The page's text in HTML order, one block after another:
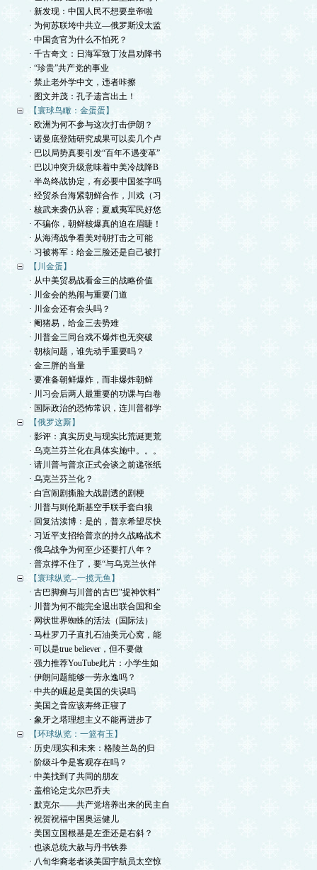
· 新发现：中国人民不想要皇帝啦
· 为何苏联垮中共立—俄罗斯没太监
· 中国贪官为什么不怕死？
· 千古奇文：日海军致丁汝昌劝降书
· “珍贵”共产党的事业
· 禁止老外学中文，违者咔擦
· 图文并茂：孔子遗言出土！
【寰球鸟瞰：金蛋蛋】
· 欧洲为何不参与这次打击伊朗？
· 诺曼底登陆研究成果可以卖几个卢
· 巴以局势真要引发“百年不遇变革”
· 巴以冲突升级意味着中美冷战降B
· 半岛终战协定，有必要中国签字吗
· 经贸杀台海紧朝鲜合作，川戏（习
· 核武来袭仍从容；夏威夷军民好悠
· 不骗你，朝鲜核爆真的迫在眉睫！
· 从海湾战争看美对朝打击之可能
· 习被将军：给金三脸还是自己被打
【川金蛋】
· 从中美贸易战看金三的战略价值
· 川金会的热闹与重要门道
· 川金会还有会头吗？
· 阉猪易，给金三去势难
· 川普金三同台戏不爆炸也无突破
· 朝核问题，谁先动手重要吗？
· 金三胖的当量
· 要准备朝鲜爆炸，而非爆炸朝鲜
· 川习会后两人最重要的功课与白卷
· 国际政治的恐怖常识，连川普都学
【俄罗这厮】
· 影评：真实历史与现实比荒诞更荒
· 乌克兰芬兰化在具体实施中。。。
· 请川普与普京正式会谈之前递张纸
· 乌克兰芬兰化？
· 白宫闹剧撕脸大战剧透的剧梗
· 川普与则伦斯基空手联手套白狼
· 回复沽渎博：是的，普京希望尽快
· 习近平支招给普京的持久战略战术
· 俄乌战争为何至少还要打八年？
· 普京撑不住了，要“与乌克兰伙伴
【寰球纵览--一揽无鱼】
· 古巴脚癣与川普的古巴"提神饮料”
· 川普为何不能完全退出联合国和全
· 网状世界蜘蛛的活法（国际法）
· 马杜罗刀子直扎石油美元心窝，能
· 可以是true believer，但不要做
· 强力推荐YouTube此片：小学生如
· 伊朗问题能够一劳永逸吗？
· 中共的崛起是美国的失误吗
· 美国之音应该寿终正寝了
· 象牙之塔理想主义不能再进步了
【环球纵览：一篮有玉】
· 历史/现实和未来：格陵兰岛的归
· 阶级斗争是客观存在吗？
· 中美找到了共同的朋友
· 盖棺论定戈尔巴乔夫
· 默克尔——共产党培养出来的民主自
· 祝贺祝福中国奥运健儿
· 美国立国根基是左歪还是右斜？
· 也谈总统大赦与丹书铁券
· 八旬华裔老者谈美国宇航员太空惊